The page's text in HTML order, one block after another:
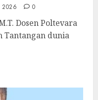
2026 0
Dosen Poltevara
Tantangan dunia